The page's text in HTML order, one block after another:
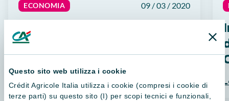
Questo sito web utilizza i cookie
Crédit Agricole Italia utilizza i cookie (compresi i cookie di
terze parti) su questo sito (I) per scopi tecnici e funzionali,
ECONOMIA 09 / 03 / 2020
Attendi un rimborso da
Agos? Con Plick è
digitale
Leggi di più